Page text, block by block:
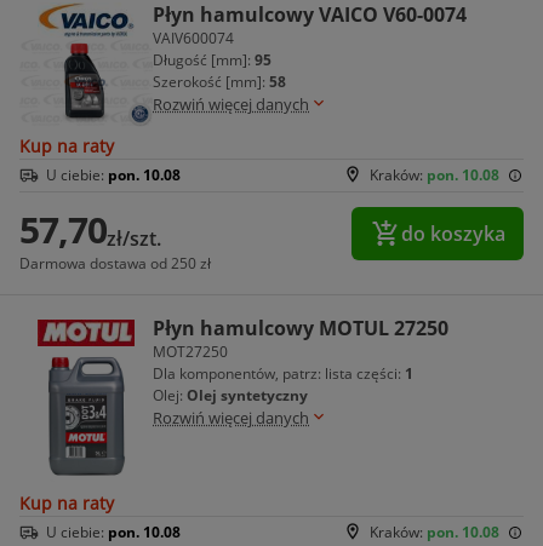
Płyn hamulcowy VAICO V60-0074
VAIV600074
Długość [mm]: 95
Szerokość [mm]: 58
Rozwiń więcej danych
Kup na raty
Kraków: pon. 10.08
U ciebie: pon. 10.08
57,70zł/szt.
Darmowa dostawa od 250 zł
do koszyka
Płyn hamulcowy MOTUL 27250
MOT27250
Dla komponentów, patrz: lista części: 1
Olej: Olej syntetyczny
Rozwiń więcej danych
Kup na raty
Kraków: pon. 10.08
U ciebie: pon. 10.08